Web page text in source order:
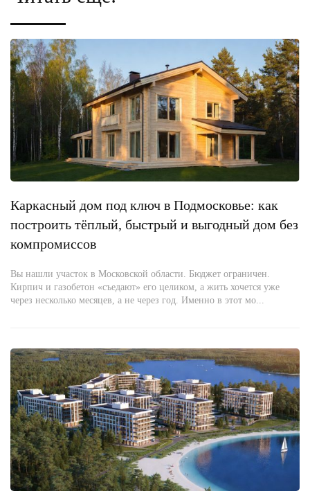
Каркасный дом под ключ в Подмосковье: как
построить тёплый, быстрый и выгодный дом без
компромиссов
Вы нашли участок в Московской области. Бюджет ограничен.
Кирпич и газобетон «съедают» его целиком, а жить хочется уже
через несколько месяцев, а не через год. Именно в этот мо...